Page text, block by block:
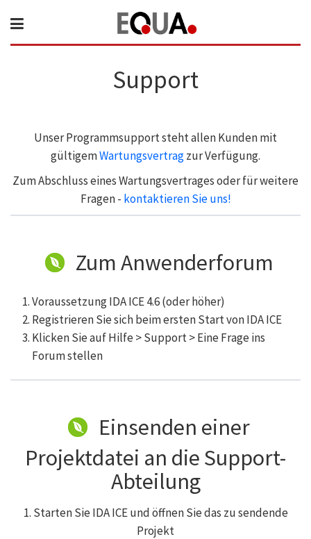
Support
Unser Programmsupport steht allen Kunden mit
gültigemWartungsvertragzur Verfügung.
Zum Abschluss eines Wartungsvertrages oder für weitere
Fragen - kontaktieren Sie uns!
Zum Anwenderforum
Voraussetzung IDA ICE 4.6 (oder höher)
Registrieren Sie sich beim ersten Start von IDA ICE
Klicken Sie auf Hilfe > Support > Eine Frage ins
Forum stellen
Einsenden einer
Projektdatei an die Support-
Abteilung
1. Starten Sie IDA ICE und öffnen Sie das zu sendende
Projekt